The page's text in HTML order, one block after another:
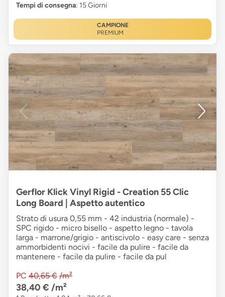
Tempi di consegna: 15 Giorni
CAMPIONE
PREMIUM
Gerflor Klick Vinyl Rigid - Creation 55 Clic
Long Board | Aspetto autentico
Strato di usura 0,55 mm - 42 industria (normale) -
SPC rigido - micro bisello - aspetto legno - tavola
larga - marrone/grigio - antiscivolo - easy care - senza
ammorbidenti nocivi - facile da pulire - facile da
mantenere - facile da pulire - facile da pul
PC 40,65 € /m²
38,40 € /m²